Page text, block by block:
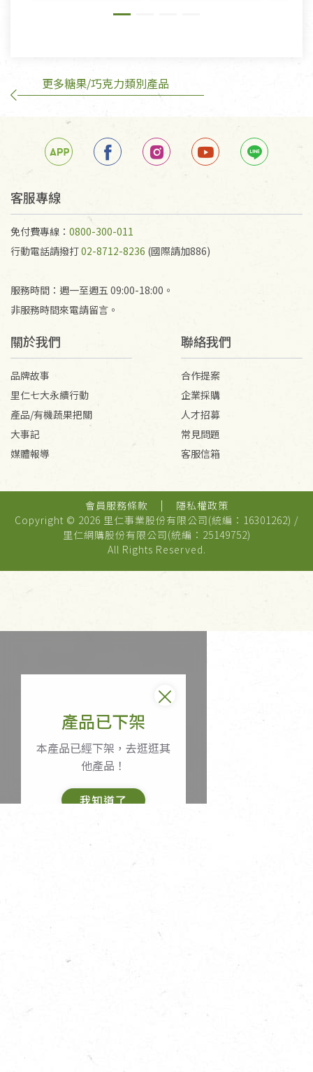
訂購手抄稿退貨需知：
箱退回。
若未保持原包裝方式或未使用原箱退回，導致書籍有
任何折損、磨損、污損或凹角，將不接受退貨，也不
不接受退貨之手抄稿，為敬重法寶故，里仁網購無法
代為結緣處理等。 若需將手抄稿寄還給消費者，因而
產生的運費100元/箱將由消費者負擔。
更多糖果/巧克力類別產品
客服專線
免付費專線： 0800-300-011
行動電話請撥打02-8712-8236 (國際請加886)
服務時間：週一至週五 09:00-18:00。
非服務時間來電請留言。
關於我們
品牌故事
里仁七大永續行動
產品/有機蔬果把關
大事記
媒體報導
聯絡我們
合作提案
企業採購
人才招募
常見問題
客服信箱
會員服務條款
隱私權政策
Copyright © 2026 里仁事業股份有限公司(統編：16301262) /
里仁網購股份有限公司(統編：25149752)
All Rights Reserved.
產品已下架
本產品已經下架，去逛逛其
他產品！
我知道了